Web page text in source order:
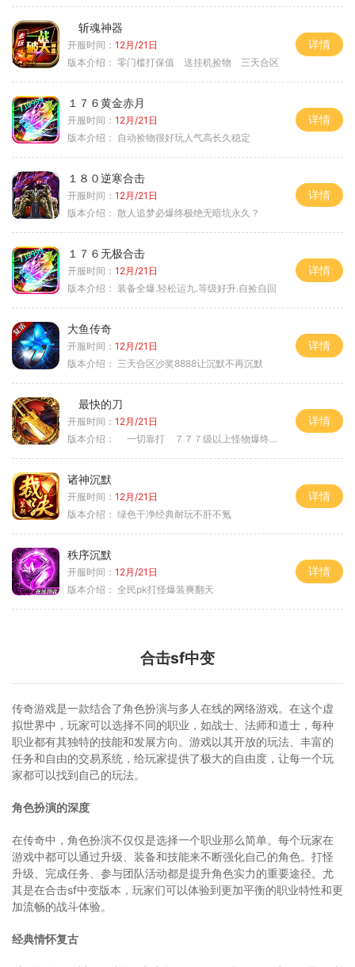
斩魂神器
开服时间： 12月/21日
版本介绍： 零门槛打保值 送挂机捡物 三天合区
详情
１７６黄金赤月
开服时间： 12月/21日
版本介绍： 自动捡物很好玩人气高长久稳定
详情
１８０逆寒合击
开服时间： 12月/21日
版本介绍： 散人追梦必爆终极绝无暗坑永久？
详情
１７６无极合击
开服时间： 12月/21日
版本介绍： 装备全爆.轻松运九.等级好升.自捡自回
详情
大鱼传奇
开服时间： 12月/21日
版本介绍： 三天合区沙奖8888让沉默不再沉默
详情
最快的刀
开服时间： 12月/21日
版本介绍：
一切靠打 ７７７级以上怪物爆终极
详情
诸神沉默
开服时间： 12月/21日
版本介绍： 绿色干净经典耐玩不肝不氪
详情
秩序沉默
开服时间： 12月/21日
版本介绍： 全民pk打怪爆装爽翻天
详情
合击sf中变
传奇游戏是一款结合了角色扮演与多人在线的网络游戏。在这个虚
拟世界中，玩家可以选择不同的职业，如战士、法师和道士，每种
职业都有其独特的技能和发展方向。游戏以其开放的玩法、丰富的
任务和自由的交易系统，给玩家提供了极大的自由度，让每一个玩
家都可以找到自己的玩法。
角色扮演的深度
在传奇中，角色扮演不仅仅是选择一个职业那么简单。每个玩家在
游戏中都可以通过升级、装备和技能来不断强化自己的角色。打怪
升级、完成任务、参与团队活动都是提升角色实力的重要途径。尤
其是在合击sf中变版本，玩家们可以体验到更加平衡的职业特性和更
加流畅的战斗体验。
经典情怀复古